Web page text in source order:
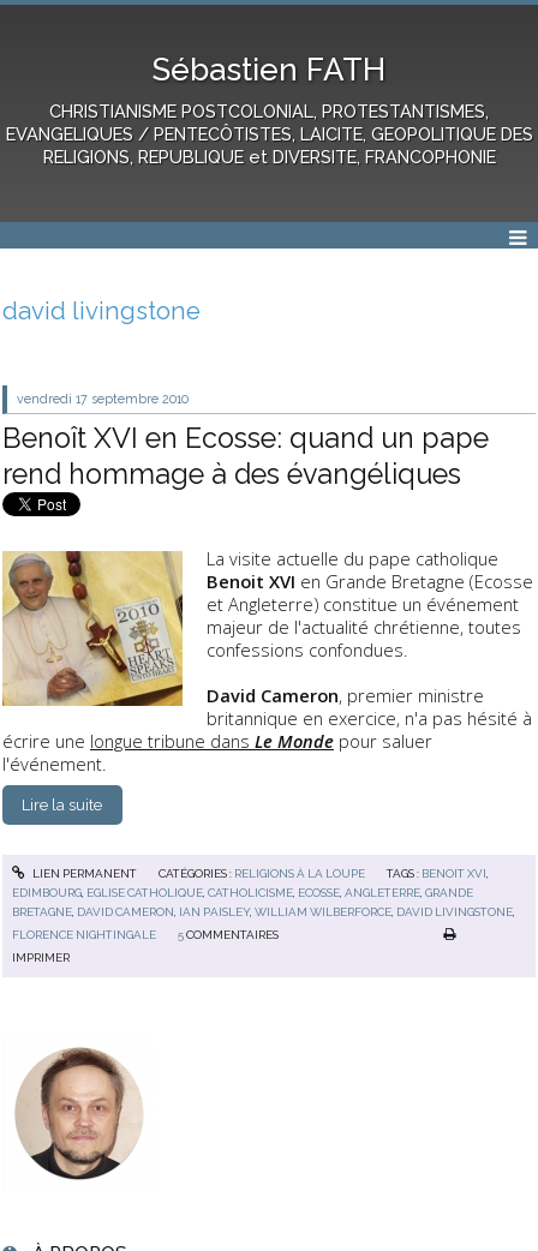
Sébastien FATH
CHRISTIANISME POSTCOLONIAL, PROTESTANTISMES,
EVANGELIQUES / PENTECÔTISTES, LAICITE, GEOPOLITIQUE DES
RELIGIONS, REPUBLIQUE et DIVERSITE, FRANCOPHONIE
david livingstone
vendredi 17 septembre 2010
Benoît XVI en Ecosse: quand un pape
rend hommage à des évangéliques
La visite actuelle du pape catholique
Benoit XVI en Grande Bretagne (Ecosse
et Angleterre) constitue un événement
majeur de l'actualité chrétienne, toutes
confessions confondues.
David Cameron, premier ministre
britannique en exercice, n'a pas hésité à
écrire une longue tribune dans Le Monde pour saluer
l'événement.
Lire la suite
LIEN PERMANENT CATÉGORIES : RELIGIONS À LA LOUPE TAGS : BENOIT XVI,
EDIMBOURG, EGLISE CATHOLIQUE,CATHOLICISME, ECOSSE,ANGLETERRE,GRANDE
BRETAGNE, DAVID CAMERON, IAN PAISLEY,WILLIAM WILBERFORCE, DAVID LIVINGSTONE,
FLORENCE NIGHTINGALE
5 COMMENTAIRES
IMPRIMER